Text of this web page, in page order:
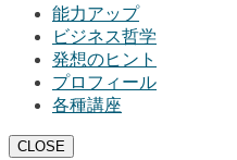
能力アップ
ビジネス哲学
発想のヒント
プロフィール
各種講座
CLOSE